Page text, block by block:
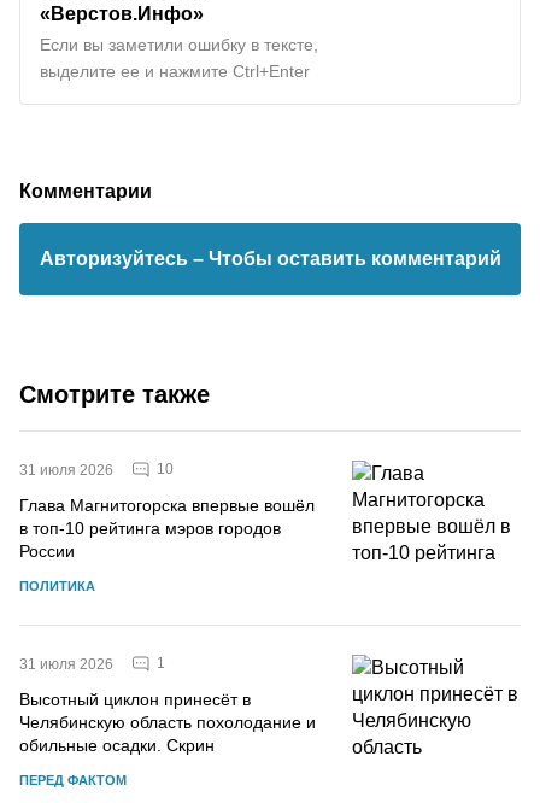
«Верстов.Инфо»
Если вы заметили ошибку в тексте,
выделите ее и нажмите Ctrl+Enter
Комментарии
Авторизуйтесь – Чтобы оставить комментарий
Смотрите также
31 июля 2026 10
Глава Магнитогорска впервые вошёл
в топ-10 рейтинга мэров городов
России
ПОЛИТИКА
31 июля 2026 1
Высотный циклон принесёт в
Челябинскую область похолодание и
обильные осадки. Скрин
ПЕРЕД ФАКТОМ